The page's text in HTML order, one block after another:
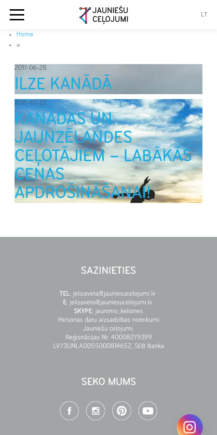
Home
»
2017-06-28
ILZE KANĀDĀ
2015-07-23
KANĀDAS UN
JAUNZĒLANDES
CEĻOTĀJIEM – LABĀKĀS
CENAS
APDROŠINĀŠANAI!
SAZINIETIES
TEL: jelizaveta@jauniesucelojumi.lv
E: jelizaveta@jauniesucelojumi.lv
SKYPE: jaunimo_keliones
Personas datu aizsadzības noteikumi
Jauniešu ceļojumi,
Reģistrācijas Nr. 40008279399
LV73UNLA0055000814652, SEB Banka
SEKO MUMS
JAUNIEŠU
CEĻOJUMI
LT